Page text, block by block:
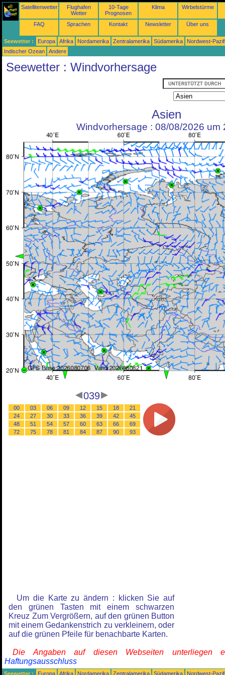
Satellitenwetter
Flughafen
Wetter
10-Tage
Prognosen
Klima Wirbelstürme
FAQ Sprachen Kontakt Newsletter Über uns
Seewetter : Europa Afrika Nordamerika Zentralamerika Südamerika
Nordwest-
Indischer Ozean
Andere
Seewetter : Windvorhersage
Asien
Windvorhersage : 08/08/2026 um
039
00 03 06 09 12 15 18
21
24
27 30 33 36 39 42
45
48
51 54 57 60 63 66
69
72
75 78 81 84 87 90 93
Um die Karte zu ändern : klicken Sie auf
den grünen Tasten mit einem schwarzen
Kreuz Zum Vergrößern, auf den grünen Button
mit einem Gedankenstrich zu verkleinern, oder
auf die grünen Pfeile für benachbarte Karten.
Die Angaben auf diesen Webseiten unterliegen
Haftungsausschluss
Seewetter : Europa Afrika Nordamerika Zentralamerika Südamerika
Nordwest-